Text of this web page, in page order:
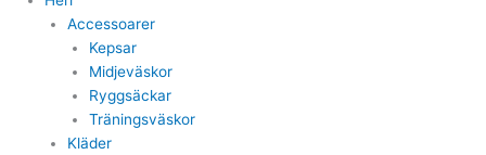
Accessoarer
Kepsar
Midjeväskor
Ryggsäckar
Träningsväskor
Kläder